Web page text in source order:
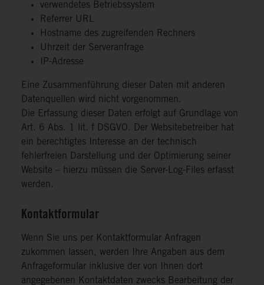
verwendetes Betriebssystem
Referrer URL
Hostname des zugreifenden Rechners
Uhrzeit der Serveranfrage
IP-Adresse
Eine Zusammenführung dieser Daten mit anderen
Datenquellen wird nicht vorgenommen.
Die Erfassung dieser Daten erfolgt auf Grundlage von
Art. 6 Abs. 1 lit. f DSGVO. Der Websitebetreiber hat
ein berechtigtes Interesse an der technisch
fehlerfreien Darstellung und der Optimierung seiner
Website – hierzu müssen die Server-Log-Files erfasst
werden.
Kontaktformular
Wenn Sie uns per Kontaktformular Anfragen
zukommen lassen, werden Ihre Angaben aus dem
Anfrageformular inklusive der von Ihnen dort
angegebenen Kontaktdaten zwecks Bearbeitung der